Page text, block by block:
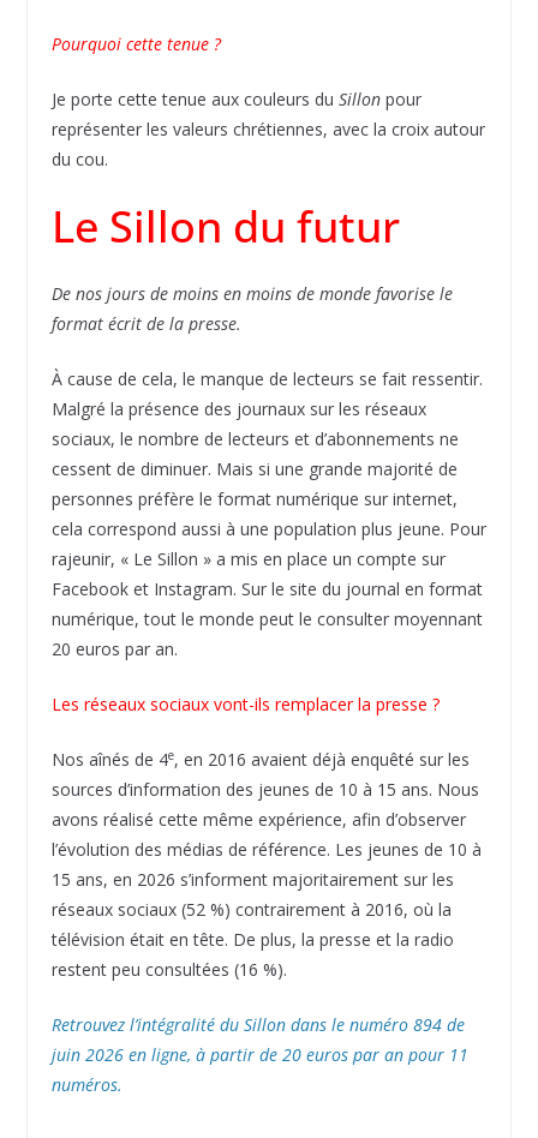
Pourquoi cette tenue ?
Je porte cette tenue aux couleurs du Sillon pour
représenter les valeurs chrétiennes, avec la croix autour
du cou.
Le Sillon du futur
De nos jours de moins en moins de monde favorise le
format écrit de la presse.
À cause de cela, le manque de lecteurs se fait ressentir.
Malgré la présence des journaux sur les réseaux
sociaux, le nombre de lecteurs et d’abonnements ne
cessent de diminuer. Mais si une grande majorité de
personnes préfère le format numérique sur internet,
cela correspond aussi à une population plus jeune. Pour
rajeunir, « Le Sillon » a mis en place un compte sur
Facebook et Instagram. Sur le site du journal en format
numérique, tout le monde peut le consulter moyennant
20 euros par an.
Les réseaux sociaux vont-ils remplacer la presse ?
Nos aînés de 4e, en 2016 avaient déjà enquêté sur les
sources d’information des jeunes de 10 à 15 ans. Nous
avons réalisé cette même expérience, afin d’observer
l’évolution des médias de référence. Les jeunes de 10 à
15 ans, en 2026 s’informent majoritairement sur les
réseaux sociaux (52 %) contrairement à 2016, où la
télévision était en tête. De plus, la presse et la radio
restent peu consultées (16 %).
Retrouvez l’intégralité du Sillon dans le numéro 894 de
juin 2026 en ligne, à partir de 20 euros par an pour 11
numéros.